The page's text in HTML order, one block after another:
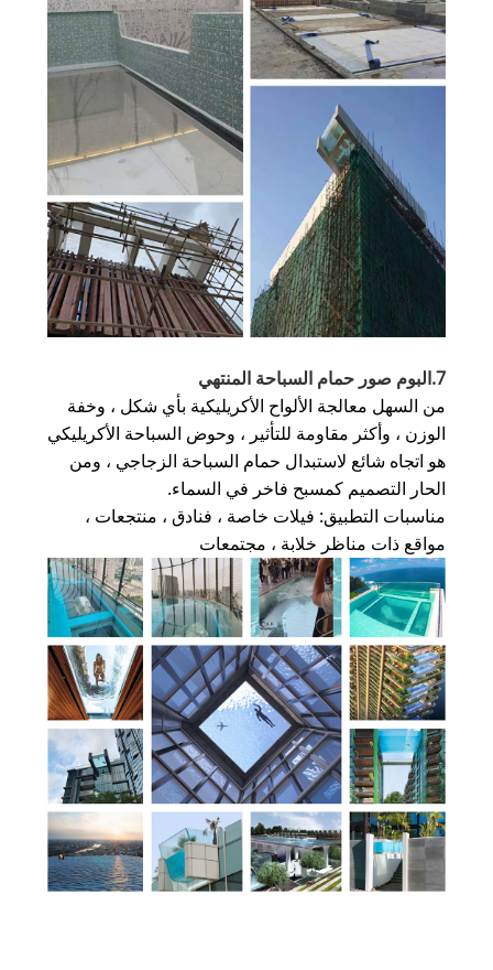
7.البوم صور حمام السباحة المنتهي
من السهل معالجة الألواح الأكريليكية بأي شكل ، وخفة
الوزن ، وأكثر مقاومة للتأثير ، وحوض السباحة الأكريليكي
هو اتجاه شائع لاستبدال حمام السباحة الزجاجي ، ومن
الحار التصميم كمسبح فاخر في السماء.
مناسبات التطبيق: فيلات خاصة ، فنادق ، منتجعات ،
مواقع ذات مناظر خلابة ، مجتمعات